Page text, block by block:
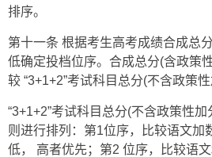
排序。
第十一条 根据考生高考成绩合成总
低确定投档位序。合成总分(含政策
较 “3+1+2”考试科目总分(不含政策
“3+1+2”考试科目总分(不含政策性
则进行排列：第1位序，比较语文加
低， 高者优先；第2 位序，比较语